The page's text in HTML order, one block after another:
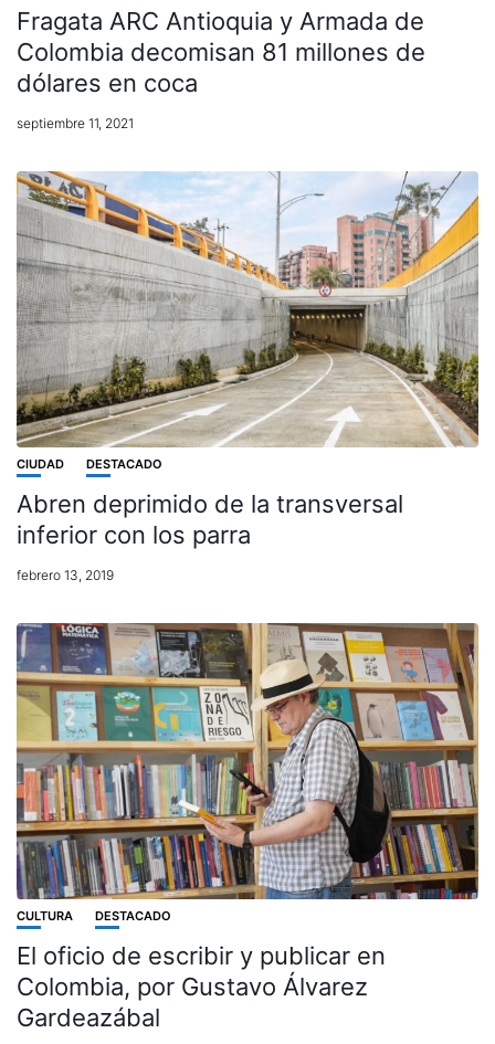
Fragata ARC Antioquia y Armada de
Colombia decomisan 81 millones de
dólares en coca
septiembre 11, 2021
CIUDAD DESTACADO
Abren deprimido de la transversal
inferior con los parra
febrero 13, 2019
CULTURA DESTACADO
El oficio de escribir y publicar en
Colombia, por Gustavo Álvarez
Gardeazábal